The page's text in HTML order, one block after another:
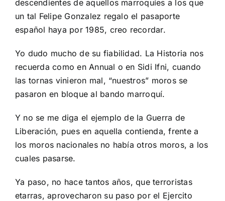
descendientes de aquellos marroquíes a los que
un tal Felipe Gonzalez regalo el pasaporte
español haya por 1985, creo recordar.
Yo dudo mucho de su fiabilidad. La Historia nos
recuerda como en Annual o en Sidi Ifni, cuando
las tornas vinieron mal, “nuestros” moros se
pasaron en bloque al bando marroquí.
Y no se me diga el ejemplo de la Guerra de
Liberación, pues en aquella contienda, frente a
los moros nacionales no había otros moros, a los
cuales pasarse.
Ya paso, no hace tantos años, que terroristas
etarras, aprovecharon su paso por el Ejercito